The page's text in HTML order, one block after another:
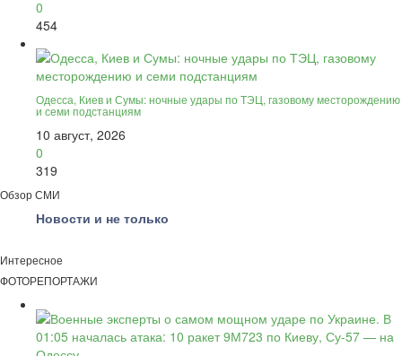
0
454
Одесса, Киев и Сумы: ночные удары по ТЭЦ, газовому месторождению
и семи подстанциям
10 август, 2026
0
319
Обзор СМИ
Новости и не только
Интересное
ФОТОРЕПОРТАЖИ